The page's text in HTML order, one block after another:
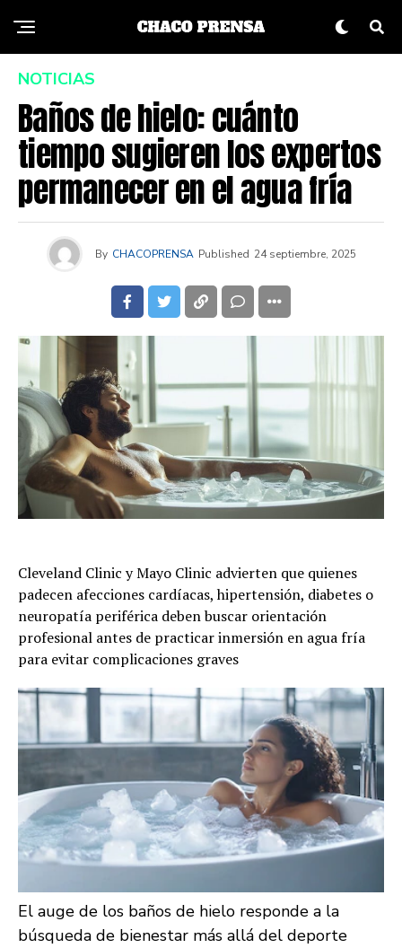
NOTICIAS
Baños de hielo: cuánto
tiempo sugieren los expertos
permanecer en el agua fría
By CHACOPRENSA Published 24 septiembre, 2025
Cleveland Clinic y Mayo Clinic advierten que quienes
padecen afecciones cardíacas, hipertensión, diabetes o
neuropatía periférica deben buscar orientación
profesional antes de practicar inmersión en agua fría
para evitar complicaciones graves
El auge de los baños de hielo responde a la
búsqueda de bienestar más allá del deporte